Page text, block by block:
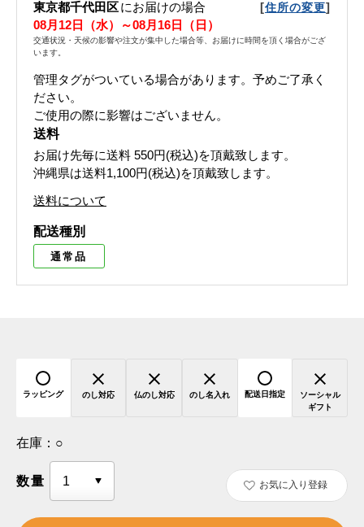
東京都千代田区にお届けの場合 [住所の変更]
08月12日（水）～08月16日（日）
交通状況・天候の影響や注文が集中した場合等、お届けに時間を頂く場合がござ
います。
管理タグがついている場合があります。予めご了承く
ださい。
ご使用の際に影響はございません。
送料
お届け先毎に送料 550円(税込)を頂戴致します。
沖縄県は送料1,100円(税込)を頂戴致します。
送料について
配送種別
通常品
ラッピング のし対応 仏のし対応 のし名入れ 配送日指定
ソーシャル
ギフト
在庫： ○
数量 お気に入り登録